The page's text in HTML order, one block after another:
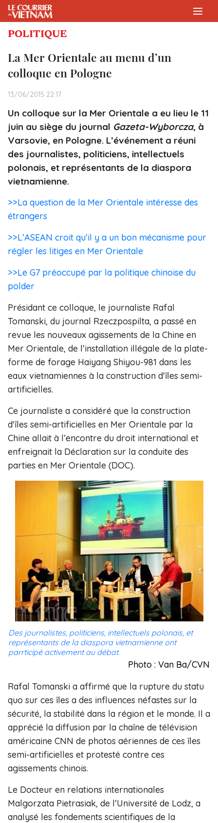
POLITIQUE
La Mer Orientale au menu d’un
colloque en Pologne
13/06/2015 22:17
Un colloque sur la Mer Orientale a eu lieu le 11
juin au siège du journal Gazeta-Wyborcza, à
Varsovie, en Pologne. L’événement a réuni
des journalistes, politiciens, intellectuels
polonais, et représentants de la diaspora
vietnamienne.
>>La question de la Mer Orientale intéresse des
étrangers
>>L’ASEAN croit qu’il y a un bon mécanisme pour
régler les litiges en Mer Orientale
>>Le G7 préoccupé par la politique chinoise du
polder
Présidant ce colloque, le journaliste Rafal
Tomanski, du journal Rzeczpospilta, a passé en
revue les nouveaux agissements de la Chine en
Mer Orientale, de l’installation illégale de la plate-
forme de forage Haiyang Shiyou-981 dans les
eaux vietnamiennes à la construction d'îles semi-
artificielles.
Ce journaliste a considéré que la construction
d'îles semi-artificielles en Mer Orientale par la
Chine allait à l’encontre du droit international et
enfreignait la Déclaration sur la conduite des
parties en Mer Orientale (DOC).
Des journalistes, politiciens, intellectuels polonais, et
représentants de la diaspora vietnamienne ont
parrticipé activement au débat.
Photo : Van Ba/CVN
Rafal Tomanski a affirmé que la rupture du statu
quo sur ces îles a des influences néfastes sur la
sécurité, la stabilité dans la région et le monde. Il a
apprécié la diffusion par la chaîne de télévision
américaine CNN de photos aériennes de ces îles
semi-artificielles et protesté contre ces
agissements chinois.
Le Docteur en relations internationales
Malgorzata Pietrasiak, de l’Université de Lodz, a
analysé les fondements scientifiques de la